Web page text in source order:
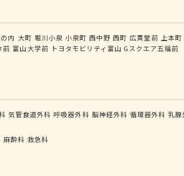
内 大町 堀川小泉 小泉町 西中野 西町 広貫堂前 上本町
前 富山大学前 トヨタモビリティ富山 Gスクエア五福前
気管食道外科 呼吸器外科 脳神経外科 循環器外科 乳腺
麻酔科 救急科